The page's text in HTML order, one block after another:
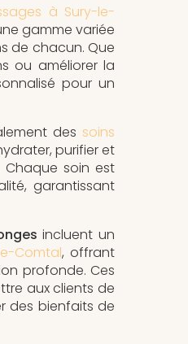
à Sury-le-
gamme variée
de chacun. Que
ou améliorer la
pour un
des soins
purifier et
soin est
garantissant
incluent un
Comtal, offrant
profonde. Ces
aux clients de
des bienfaits de